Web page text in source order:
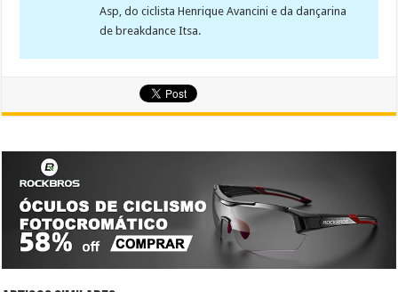
Asp, do ciclista Henrique Avancini e da dançarina
de breakdance Itsa.